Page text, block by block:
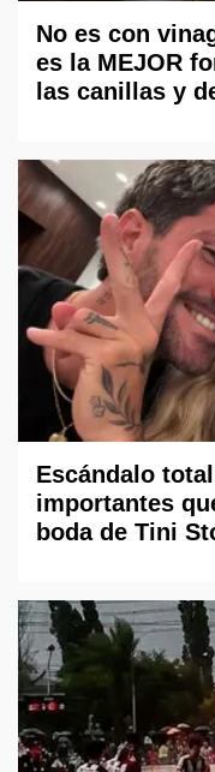
No es con
es la MEJOR
las canillas y
Escándalo
importantes
boda de Tini